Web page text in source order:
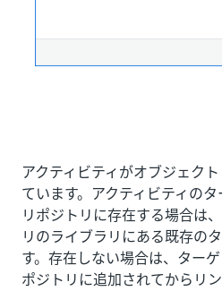
アクティビティがオブジェク
ています。アクティビティの
リポジトリに存在する場合は
リのライブラリにある既存の
す。存在しない場合は、ター
ポジトリに追加されてからリン